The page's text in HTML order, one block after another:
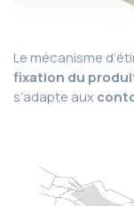
Le mécanisme
fixation du
s’adapte aux